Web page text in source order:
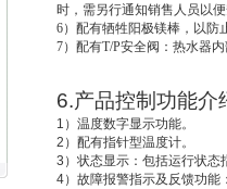
时，需另行通知销售人员以
6）配有牺牲阳极镁棒，以防
7）配有T/P安全阀：热水器
6.产品控制功能介
1 ）温度数字显示功能。
2 ）配有指针型温度计。
3 ）状态显示：包括运行状
4）故障报警指示及反馈功